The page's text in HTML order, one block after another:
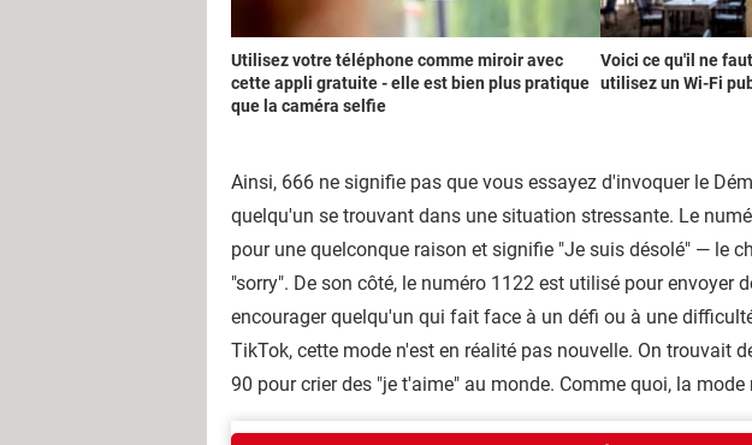
Utilisez votre téléphone comme miroir avec
cette appli gratuite - elle est bien plus pratique
que la caméra selfie
Voici ce qu'il ne
utilisez un Wi-Fi
Ainsi, 666 ne signifie pas que vous essayez d'invoquer le
quelqu'un se trouvant dans une situation stressante. Le
pour une quelconque raison et signifie "Je suis désolé" — le
"sorry". De son côté, le numéro 1122 est utilisé pour envoyer
encourager quelqu'un qui fait face à un défi ou à une
TikTok, cette mode n'est en réalité pas nouvelle. On trouvait
90 pour crier des "je t'aime" au monde. Comme quoi, la